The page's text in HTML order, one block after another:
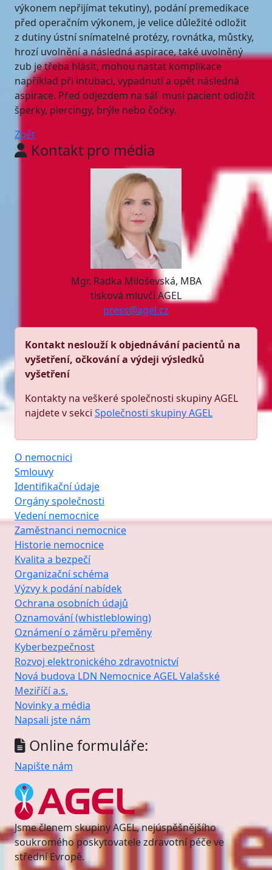
výkonem nepřijímat tekutiny), podání premedikace
před operačním výkonem, je velice důležité odložit
z dutiny ústní snímatelné protézy, rovnátka, můstky,
hrozí uvolnění a následná aspirace, také uvolněný
zub je třeba hlásit, mohou nastat komplikace
například při intubaci, vypadnutí a opět následná
aspirace. Před odjezdem na sál musí pacient odložit
šperky, piercingy, brýle nebo čočky.
Zpět
Kontakt pro média
Mgr. Radka Miloševská, MBA
tisková mluvčí AGEL
press@agel.cz
Kontakt neslouží k objednávání pacientů na
vyšetření, očkování a výdeji výsledků
vyšetření
Kontakty na veškeré společnosti skupiny AGEL
najdete v sekci Společnosti skupiny AGEL
O nemocnici
Smlouvy
Identifikační údaje
Orgány společnosti
Vedení nemocnice
Zaměstnanci nemocnice
Historie nemocnice
Kvalita a bezpečí
Organizační schéma
Výzvy k podání nabídek
Ochrana osobních údajů
Oznamování (whistleblowing)
Oznámení o záměru přeměny
Kyberbezpečnost
Rozvoj elektronického zdravotnictví
Nová budova LDN Nemocnice AGEL Valašské
Meziříčí a.s.
Novinky a média
Napsali jste nám
Online formuláře:
Napište nám
Jsme členem skupiny AGEL, nejúspěšnějšího
soukromého poskytovatele zdravotní péče ve
střední Evropě.